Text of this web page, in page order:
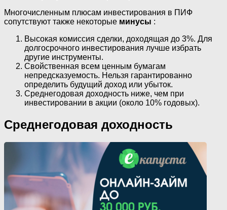
Многочисленным плюсам инвестирования в ПИФ
сопутствуют также некоторые минусы :
Высокая комиссия сделки, доходящая до 3%. Для
долгосрочного инвестирования лучше избрать
другие инструменты.
Свойственная всем ценным бумагам
непредсказуемость. Нельзя гарантированно
определить будущий доход или убыток.
Среднегодовая доходность ниже, чем при
инвестировании в акции (около 10% годовых).
Среднегодовая доходность